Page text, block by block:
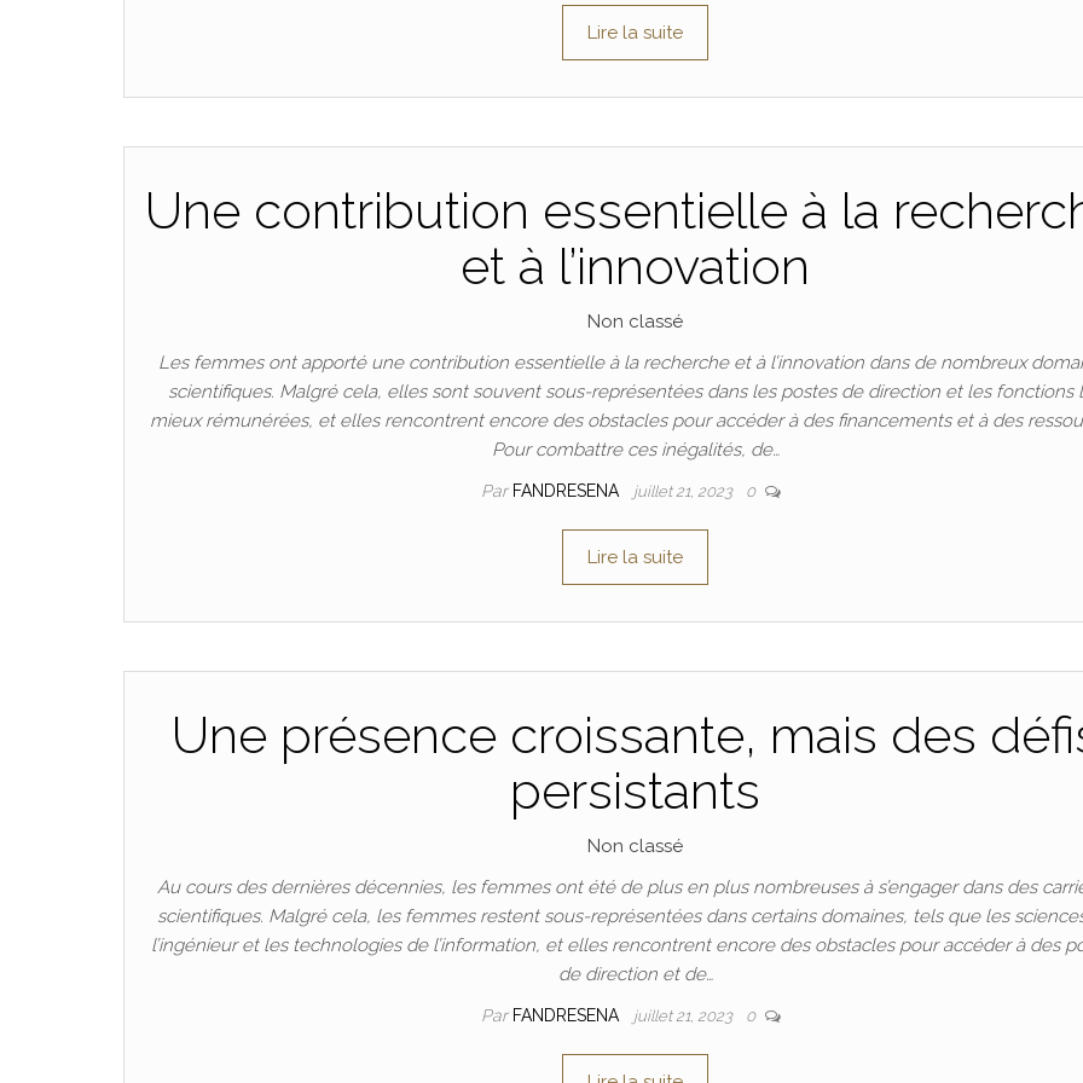
Lire la suite
Une contribution essentielle à la
et à l’innovation
Non classé
Les femmes ont apporté une contribution essentielle à la recherche et à l’innovation dans de nombreux
scientifiques. Malgré cela, elles sont souvent sous-représentées dans les postes de direction et les fonctions
mieux rémunérées, et elles rencontrent encore des obstacles pour accéder à des financements et à des
Pour combattre ces inégalités, de…
Par FANDRESENA juillet 21, 2023 0
Lire la suite
Une présence croissante, mais des
persistants
Non classé
Au cours des dernières décennies, les femmes ont été de plus en plus nombreuses à s’engager dans des
scientifiques. Malgré cela, les femmes restent sous-représentées dans certains domaines, tels que les
l’ingénieur et les technologies de l’information, et elles rencontrent encore des obstacles pour accéder à des
de direction et de…
Par FANDRESENA juillet 21, 2023 0